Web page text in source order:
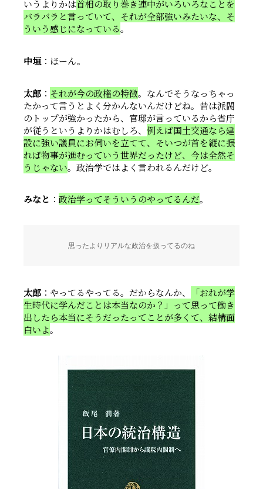
いうよりかは首相の取り巻き連中がいろいろなことを
バラバラと言っていて、それが全部強いみたいな、そ
ういう感じになっている。
中垣：ほーん。
太郎 ： それが今の政権の特徴。なんでそうなっちゃっ
たかって言うとよく分かんないんだけどね。昔は派閥
のトップが強かったから、官邸が言っているから省庁
が従うというよりかはむしろ、 例えば国土交通なら建
設に強い議員にお伺いを立てて、そいつが首を縦に振
れば物事が進むっていう世界だったけど、今は全然そ
うじゃない。政治学ではよく言われるんだけど。
みなと ： 政治学ってそういうのやってるんだ。
思ったよりリアルな政治を扱ってるのね
太郎 ：やってるやってる。だからなんか、
「おれが学
生時代に学んだことは本当なのか？」って思って働き
出したら本当にそうだったってことが多くて、結構面
白いよ。